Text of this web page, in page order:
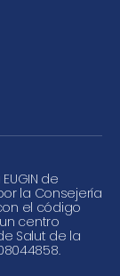
de
la Consejería
el código
un centro
Salut de la